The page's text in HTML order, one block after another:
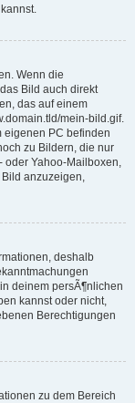
Wenn die
Bild auch direkt
das auf einem
mein-bild.gif.
eigenen PC befinden
zu Bildern, die nur
oder Yahoo-Mailboxen,
anzuzeigen,
deshalb
deinem persÃ¶nlichen
kannst oder nicht,
Berechtigungen
zu dem Bereich